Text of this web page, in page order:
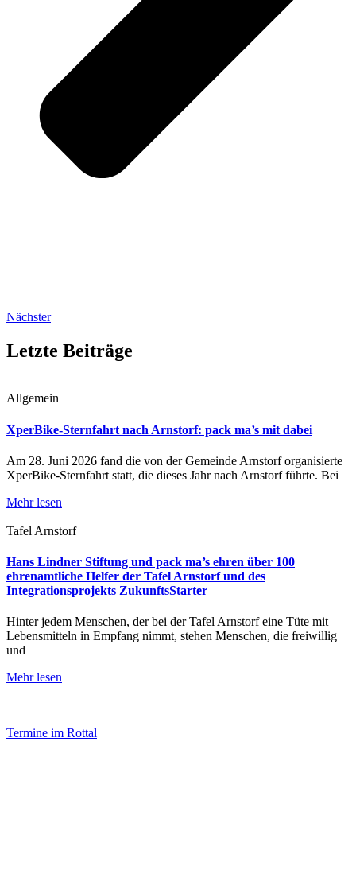
Nächster
Letzte Beiträge
Allgemein
XperBike-Sternfahrt nach Arnstorf: pack ma’s mit dabei
Am 28. Juni 2026 fand die von der Gemeinde Arnstorf organisierte
XperBike-Sternfahrt statt, die dieses Jahr nach Arnstorf führte. Bei
Mehr lesen
Tafel Arnstorf
Hans Lindner Stiftung und pack ma’s ehren über 100
ehrenamtliche Helfer der Tafel Arnstorf und des
Integrationsprojekts ZukunftsStarter
Hinter jedem Menschen, der bei der Tafel Arnstorf eine Tüte mit
Lebensmitteln in Empfang nimmt, stehen Menschen, die freiwillig
und
Mehr lesen
Termine im Rottal